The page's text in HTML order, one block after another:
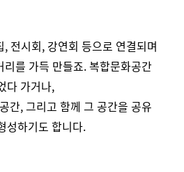
전시회, 강연회 등으로 연결되며
를 가득 만들죠. 복합문화공간
다 가거나,
간, 그리고 함께 그 공간을 공유
성하기도 합니다.